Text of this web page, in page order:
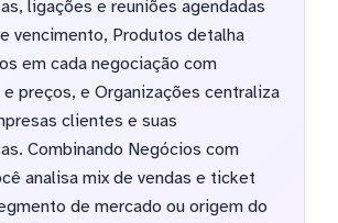
ligações e reuniões agendadas
vencimento, Produtos detalha
em cada negociação com
preços, e Organizações centraliza
clientes e suas
Combinando Negócios com
analisa mix de vendas e ticket
de mercado ou origem do